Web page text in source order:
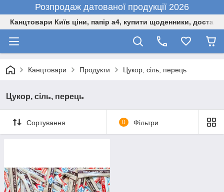
Розпродаж датованої продукції 2026
Канцтовари Київ ціни, папір а4, купити щоденники,
Канцтовари Продукти Цукор, сіль, перець
Цукор, сіль, перець
Сортування 0 Фільтри